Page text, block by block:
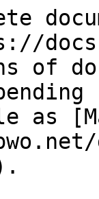
of
as